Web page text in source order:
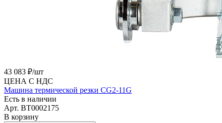
43 083 ₽/шт
ЦЕНА С НДС
Машина термической резки CG2-11G
Есть в наличии
Арт. BT0002175
В корзину